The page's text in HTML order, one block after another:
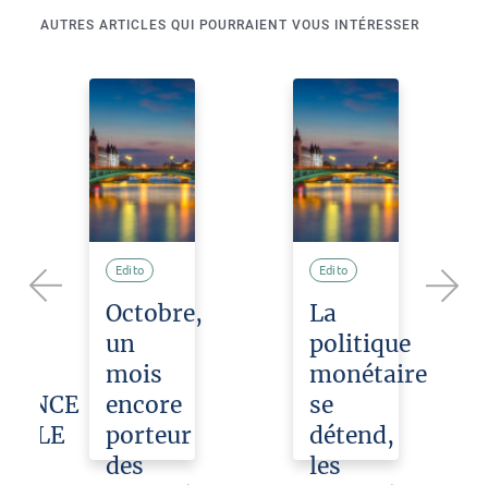
AUTRES ARTICLES QUI POURRAIENT VOUS INTÉRESSER
Edito
Octobre,
un
mois
encore
porteur
des
Edito
La
politique
monétaire
se
détend,
les